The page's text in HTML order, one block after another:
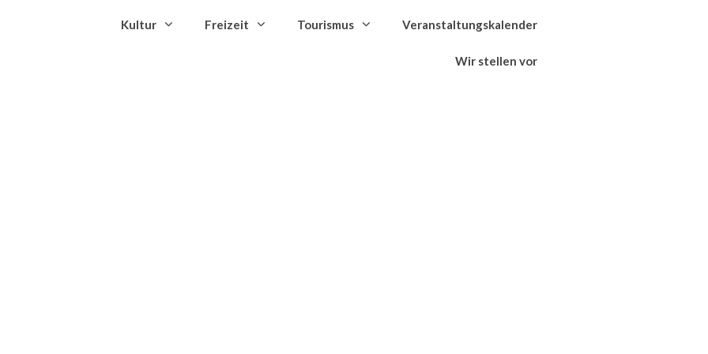
Kultur Freizeit Tourismus Veranstaltungskalender
Wir stellen vor